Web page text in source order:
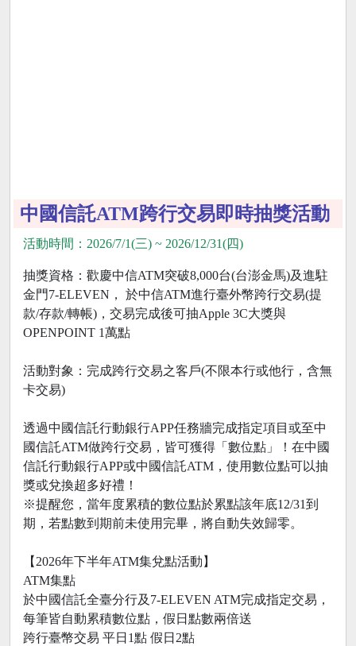
中國信託ATM跨行交易即時抽獎活動
活動時間：2026/7/1(三) ~ 2026/12/31(四)
抽獎資格：歡慶中信ATM突破8,000台(台澎金馬)及進駐
金門7-ELEVEN， 於中信ATM進行臺外幣跨行交易(提
款/存款/轉帳)，交易完成後可抽Apple 3C大獎與
OPENPOINT 1萬點
活動對象：完成跨行交易之客戶(不限本行或他行，含無
卡交易)
透過中國信託行動銀行APP任務牆完成指定項目或至中
國信託ATM做跨行交易，皆可獲得「數位點」！在中國
信託行動銀行APP或中國信託ATM，使用數位點可以抽
獎或兌換超多好禮！
※提醒您，當年度累積的數位點於累點該年底12/31到
期，若點數到期前未使用完畢，將自動失效歸零。
【2026年下半年ATM集兌點活動】
ATM集點
於中國信託全臺分行及7-ELEVEN ATM完成指定交易，
每筆皆自動累積數位點，假日點數兩倍送
跨行臺幣交易 平日1點 假日2點